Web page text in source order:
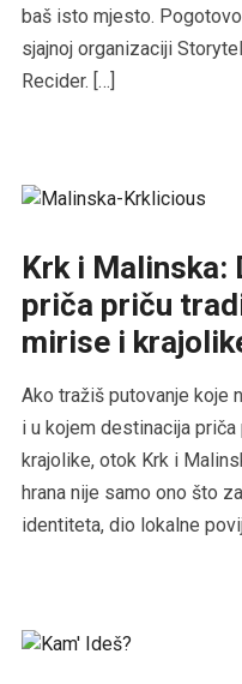
baš isto mjesto.
sjajnoj organizaciji
Recider. […]
Krk i Malinska:
priča priču
mirise i
Ako tražiš putovanje koje
i u kojem destinacija
krajolike, otok Krk i
hrana nije samo ono što
identiteta, dio lokalne